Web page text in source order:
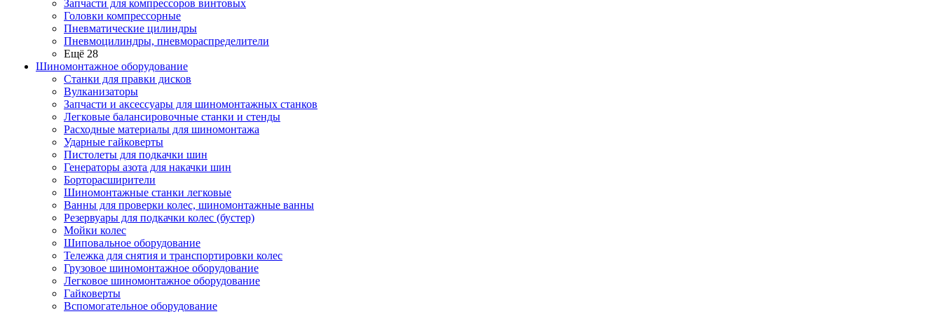
Запчасти для компрессоров винтовых
Головки компрессорные
Пневматические цилиндры
Пневмоцилиндры, пневмораспределители
Ещё 28
Шиномонтажное оборудование
Станки для правки дисков
Вулканизаторы
Запчасти и аксессуары для шиномонтажных станков
Легковые балансировочные станки и стенды
Расходные материалы для шиномонтажа
Ударные гайковерты
Пистолеты для подкачки шин
Генераторы азота для накачки шин
Борторасширители
Шиномонтажные станки легковые
Ванны для проверки колес, шиномонтажные ванны
Резервуары для подкачки колес (бустер)
Мойки колес
Шиповальное оборудование
Тележка для снятия и транспортировки колес
Грузовое шиномонтажное оборудование
Легковое шиномонтажное оборудование
Гайковерты
Вспомогательное оборудование